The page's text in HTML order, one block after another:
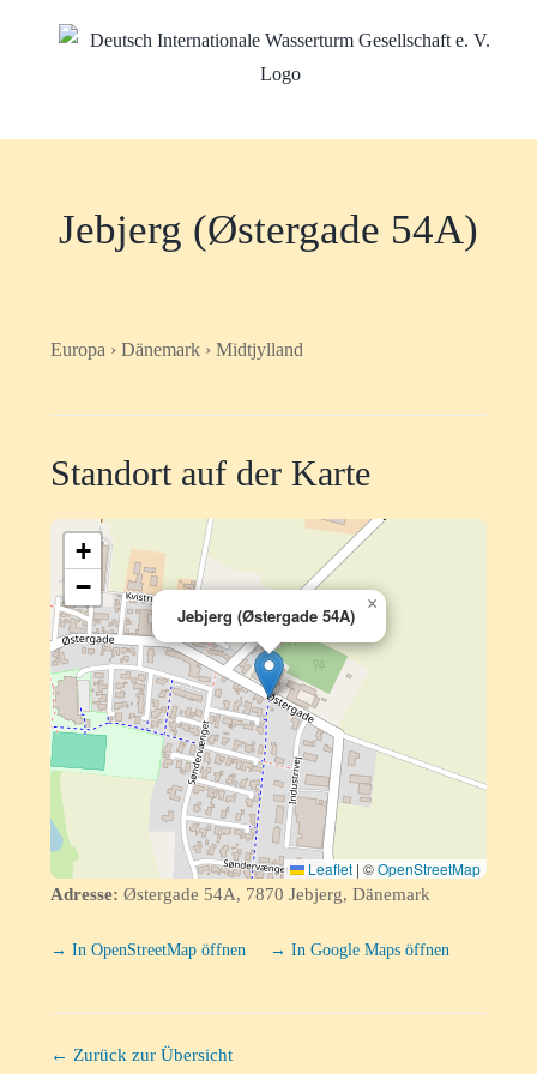
Jebjerg (Østergade 54A)
Europa › Dänemark › Midtjylland
Standort auf der Karte
Jebjerg (Østergade 54A)
×
+
−
Leaflet | ©OpenStreetMap
Adresse: Østergade 54A, 7870 Jebjerg, Dänemark
→ In OpenStreetMap öffnen → In Google Maps öffnen
← Zurück zur Übersicht